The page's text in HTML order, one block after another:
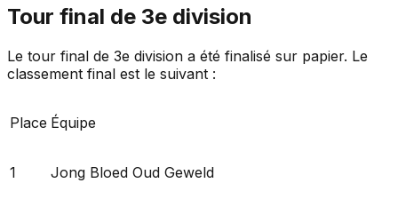
Tour final de 3e division
Le tour final de 3e division a été finalisé sur papier. Le
classement final est le suivant :
Place Équipe
1 Jong Bloed Oud Geweld